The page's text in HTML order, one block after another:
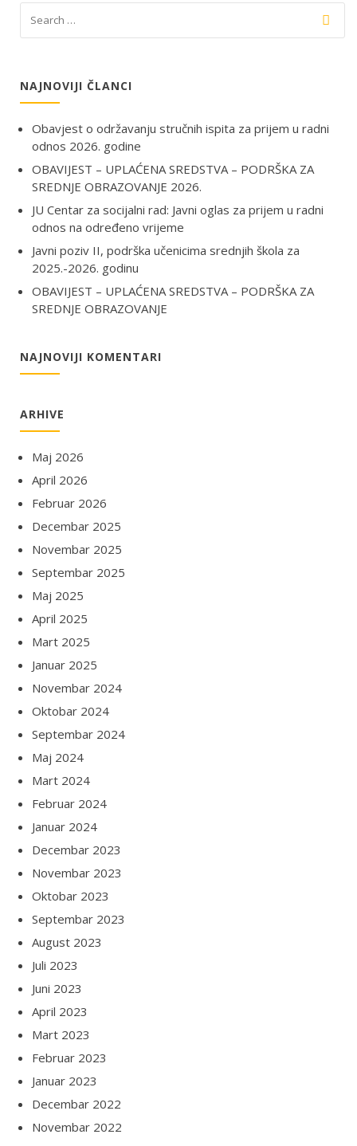
NAJNOVIJI ČLANCI
Obavjest o održavanju stručnih ispita za prijem u radni
odnos 2026. godine
OBAVIJEST – UPLAĆENA SREDSTVA – PODRŠKA ZA
SREDNJE OBRAZOVANJE 2026.
JU Centar za socijalni rad: Javni oglas za prijem u radni
odnos na određeno vrijeme
Javni poziv II, podrška učenicima srednjih škola za
2025.-2026. godinu
OBAVIJEST – UPLAĆENA SREDSTVA – PODRŠKA ZA
SREDNJE OBRAZOVANJE
NAJNOVIJI KOMENTARI
ARHIVE
Maj 2026
April 2026
Februar 2026
Decembar 2025
Novembar 2025
Septembar 2025
Maj 2025
April 2025
Mart 2025
Januar 2025
Novembar 2024
Oktobar 2024
Septembar 2024
Maj 2024
Mart 2024
Februar 2024
Januar 2024
Decembar 2023
Novembar 2023
Oktobar 2023
Septembar 2023
August 2023
Juli 2023
Juni 2023
April 2023
Mart 2023
Februar 2023
Januar 2023
Decembar 2022
Novembar 2022